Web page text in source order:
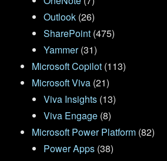
Outlook (26)
SharePoint (475)
Yammer(31)
Microsoft Copilot (113)
Microsoft Viva (21)
Viva Insights (13)
Viva Engage (8)
Microsoft Power Platform (82)
Power Apps (38)